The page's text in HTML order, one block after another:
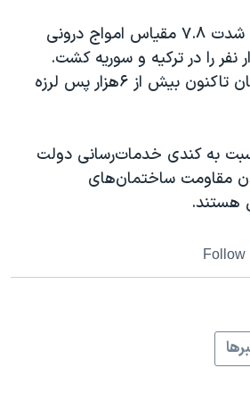
زمین لرزه ۱۷ بهمن با شدت ۷.۸ مقیاس امواج درونی
نزدیک به ۴۵هزار نفر را در ترکیه و سوریه کشت.
مقامات ترکیه از آن زمان تاکنون بیش از ۶هزار پس لرزه
نسبت به کندی خدمات‌رسانی دولت
مقاومت ساختمان‌های
هستند.
Follow